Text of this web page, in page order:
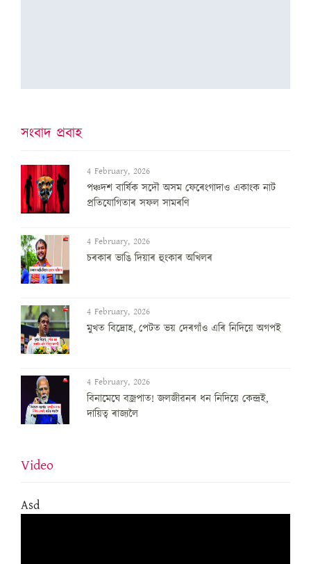
সংবাদ প্ৰবাহ
4 February, 2026
পঞ্চদশ বার্ষিক সদৌ অসম ফেৰেংগাদাও একাংক নাট
প্রতিযোগিতাৰ সফল সামৰণি
4 February, 2026
চৰকাৰ ভাঙি দিয়াৰ হুংকাৰ অখিলৰ
4 February, 2026
মুখত বিদ্ৰোহ, পেটত ভয় দেৰগাঁও এৰি নিদিয়ে অগপই
4 February, 2026
বিনামেঘে বজ্ৰপাত! জলজীৱনৰ ধন নিদিয়ে কেন্দ্ৰই,
দায়িত্ব ৰাজ্যলৈ
Video
Asd